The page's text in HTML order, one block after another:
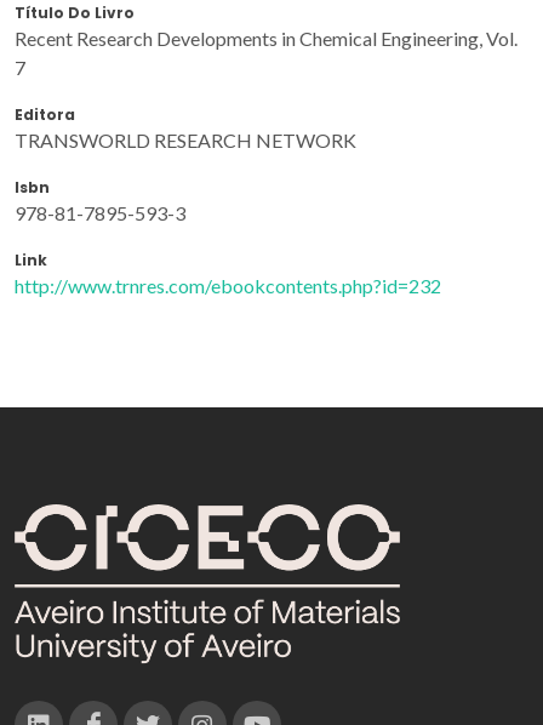
Título Do Livro
Recent Research Developments in Chemical Engineering, Vol.
7
Editora
TRANSWORLD RESEARCH NETWORK
Isbn
978-81-7895-593-3
Link
http://www.trnres.com/ebookcontents.php?id=232